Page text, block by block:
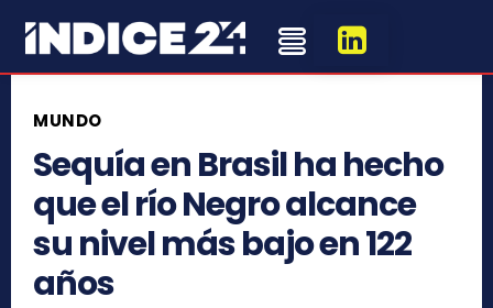
MUNDO
Sequía en Brasil ha hecho
que el río Negro alcance
su nivel más bajo en 122
años